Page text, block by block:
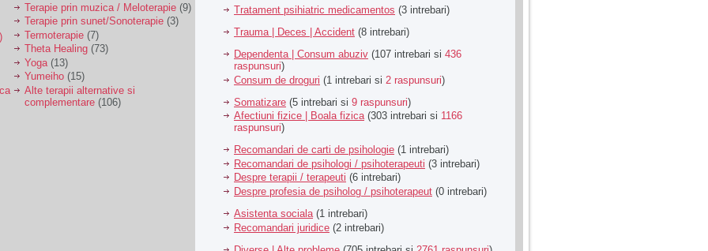
Terapie prin muzica / Meloterapie (9)
Terapie prin sunet/Sonoterapie (3)
Termoterapie (7)
Theta Healing (73)
Yoga (13)
Yumeiho (15)
Alte terapii alternative si
complementare (106)
Tratament psihiatric medicamentos (3 intrebari)
Trauma | Deces | Accident (8 intrebari)
Dependenta | Consum abuziv (107 intrebari si 436
raspunsuri)
Consum de droguri (1 intrebari si 2 raspunsuri)
Somatizare (5 intrebari si 9 raspunsuri)
Afectiuni fizice | Boala fizica(303 intrebari si 1166
raspunsuri)
Recomandari de carti de psihologie (1 intrebari)
Recomandari de psihologi / psihoterapeuti (3 intrebari)
Despre terapii / terapeuti (6 intrebari)
Despre profesia de psiholog / psihoterapeut (0 intrebari)
Asistenta sociala (1 intrebari)
Recomandari juridice (2 intrebari)